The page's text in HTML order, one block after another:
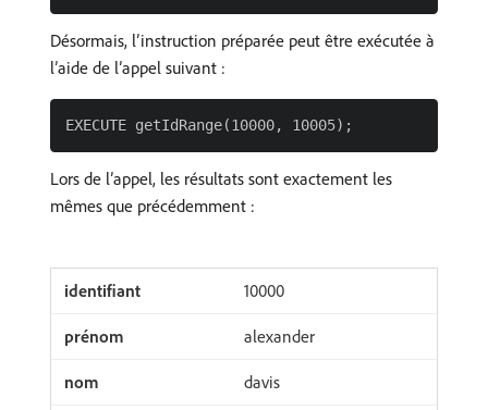
Désormais, l’instruction préparée peut être exécutée à
l’aide de l’appel suivant :
Lors de l’appel, les résultats sont exactement les
mêmes que précédemment :
10000
alexander
davis